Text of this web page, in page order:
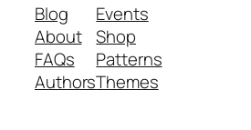
Blog
About
FAQs
Authors
Events
Shop
Patterns
Themes